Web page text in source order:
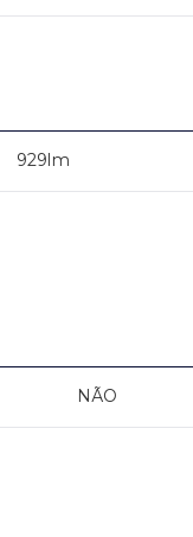
929lm
NÃO